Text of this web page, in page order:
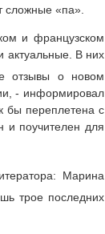
сложные «па».
и французском
актуальные. В них
отзывы о новом
- информировал
бы переплетена с
и поучителен для
Марина
трое последних